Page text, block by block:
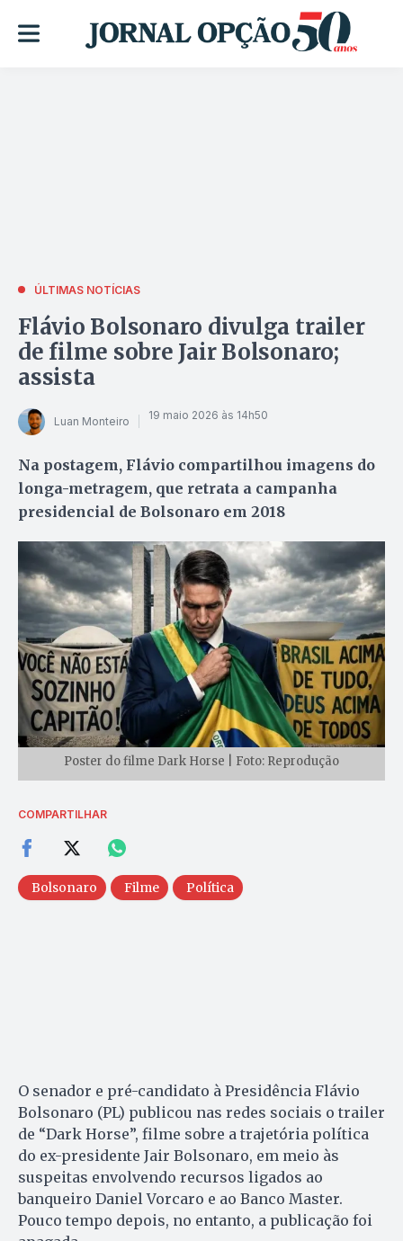
ÚLTIMAS NOTÍCIAS
Flávio Bolsonaro divulga trailer
de filme sobre Jair Bolsonaro;
assista
Luan Monteiro 19 maio 2026 às 14h50
Na postagem, Flávio compartilhou imagens do
longa-metragem, que retrata a campanha
presidencial de Bolsonaro em 2018
Poster do filme Dark Horse | Foto: Reprodução
COMPARTILHAR
Bolsonaro Filme Política
O senador e pré-candidato à Presidência Flávio
Bolsonaro (PL) publicou nas redes sociais o trailer
de “Dark Horse”, filme sobre a trajetória política
do ex-presidente Jair Bolsonaro, em meio às
suspeitas envolvendo recursos ligados ao
banqueiro Daniel Vorcaro e ao Banco Master.
Pouco tempo depois, no entanto, a publicação foi